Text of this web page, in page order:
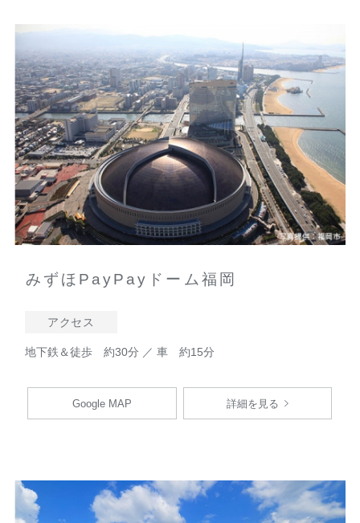
みずほPayPayドーム福岡
アクセス
地下鉄＆徒歩 約30分 ／ 車 約15分
Google MAP 詳細を見る